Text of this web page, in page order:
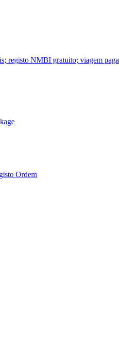
registo NMBI gratuito; viagem paga
Ordem